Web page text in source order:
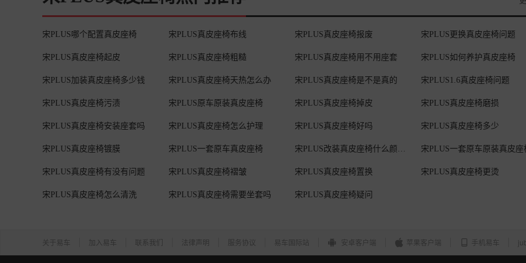
宋PLUS哪个配置真皮座椅 宋PLUS真皮座椅布线 宋PLUS真皮座椅报废 宋PLUS更换真皮座椅问题
宋PLUS真皮座椅起皮 宋PLUS真皮座椅粗糙 宋PLUS真皮座椅用不用座套 宋PLUS如何养护真皮座椅
宋PLUS加装真皮座椅多少钱 宋PLUS真皮座椅天热怎么办 宋PLUS真皮座椅是不是真的 宋PLUS1.6真皮座椅问题
宋PLUS真皮座椅污渍 宋PLUS原车原装真皮座椅 宋PLUS真皮座椅掉皮 宋PLUS真皮座椅磨损
宋PLUS真皮座椅安装座套吗 宋PLUS真皮座椅怎么护理 宋PLUS真皮座椅好吗 宋PLUS真皮座椅多少
宋PLUS真皮座椅镀膜 宋PLUS一套原车真皮座椅 宋PLUS改装真皮座椅什么颜色好看 宋PLUS一套原车原装真皮座
宋PLUS真皮座椅有没有问题 宋PLUS真皮座椅褶皱 宋PLUS真皮座椅置换 宋PLUS真皮座椅更烫
宋PLUS真皮座椅怎么清洗 宋PLUS真皮座椅需要坐套吗 宋PLUS真皮座椅疑问
关于易车 加入易车 联系我们 法律声明 服务协议 易车国际站 安卓客户端 苹果客户端 手机易车